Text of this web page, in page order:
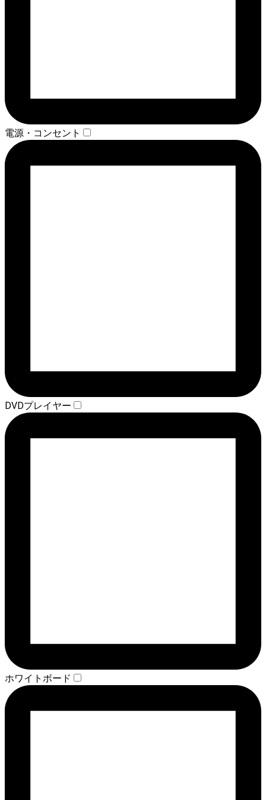
電源・コンセント
DVDプレイヤー
ホワイトボード